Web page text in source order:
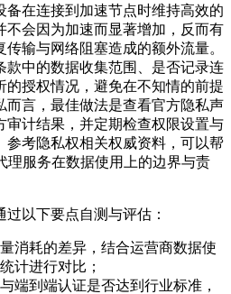
备在连接到加速节点时维持高效的
不会因为加速而显著增加，反而有
输与网络阻塞造成的额外流量。
款中的数据收集范围、是否记录连
的授权情况，避免在不知情的前提
而言，最佳做法是查看官方隐私声
审计结果，并定期检查权限设置与
参考隐私权相关权威资料，可以帮
理服务在数据使用上的边界与责
以下要点自测与评估：
消耗的差异，结合运营商数据使
计进行对比；
端到端认证是否达到行业标准，